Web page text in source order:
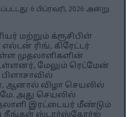
6 பிப்ரவரி, 2026 அன்று
மற்றும் க்ரூசிபிள்
ரிங், கிரேட்டர்
முதலாளிகளின்
மேலும் ரெட்மேன்
ஆனால் விழா செயலில்
அது செயலில்
இரட்டையர் மீண்டும்